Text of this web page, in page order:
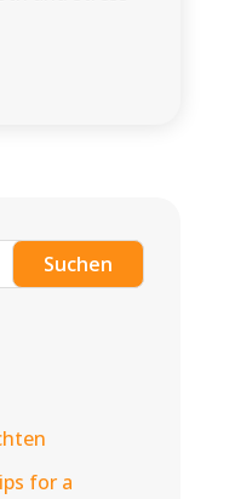
Suchen
for a